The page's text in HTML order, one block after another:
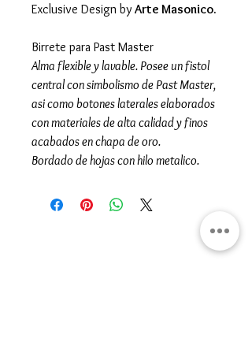
Exclusive Design by Arte Masonico.
Birrete para Past Master
Alma flexible y lavable. Posee un fistol
central con simbolismo de Past Master,
asi como botones laterales elaborados
con materiales de alta calidad y finos
acabados en chapa de oro.
Bordado de hojas con hilo metalico.